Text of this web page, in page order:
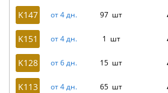
K147
от 4 дн. 97 шт
K151 от 4 дн. 1 шт
K128 от 6 дн. 15 шт
K113 от 4 дн. 65 шт